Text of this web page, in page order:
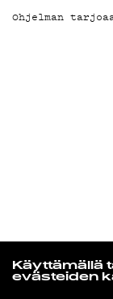
Käyttämällä
evästeiden
Uncle Acid
Shapes Of
Ohjelman